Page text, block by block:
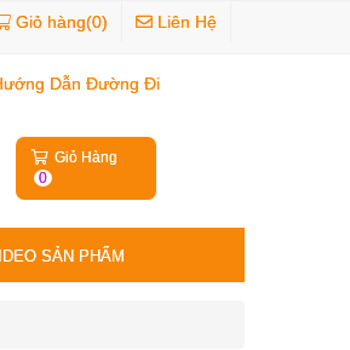
Giỏ hàng(0) Liên Hệ
Dẫn Đường Đi
Giỏ Hàng
0
SẢN PHẨM